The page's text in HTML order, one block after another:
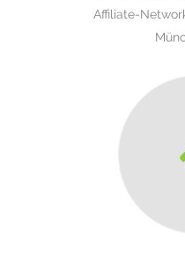
Affiliate-